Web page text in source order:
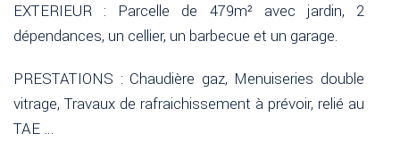
EXTERIEUR : Parcelle de 479m² avec jardin, 2
dépendances, un cellier, un barbecue et un garage.
PRESTATIONS : Chaudière gaz, Menuiseries double
vitrage, Travaux de rafraichissement à prévoir, relié au
TAE …